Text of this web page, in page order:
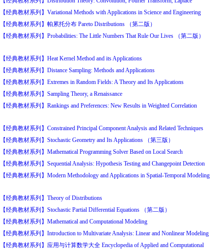
【经典教材系列】Variational Methods with Applications in Science and Engineering
【经典教材系列】帕累托分布 Pareto Distributions （第二版）
【经典教材系列】Probabilities: The Little Numbers That Rule Our Lives （第二版）
【经典教材系列】Heat Kernel Method and its Applications
【经典教材系列】Distance Sampling: Methods and Applications
【经典教材系列】Extremes in Random Fields: A Theory and Its Applications
【经典教材系列】Sampling Theory, a Renaissance
【经典教材系列】Rankings and Preferences: New Results in Weighted Correlation
【经典教材系列】Constrained Principal Component Analysis and Related Techniques
【经典教材系列】Stochastic Geometry and Its Applications （第三版）
【经典教材系列】Mathematical Programming Solver Based on Local Search
【经典教材系列】Sequential Analysis: Hypothesis Testing and Changepoint Detection
【经典教材系列】Modern Methodology and Applications in Spatial-Temporal Modeling
【经典教材系列】Theory of Distributions
【经典教材系列】Stochastic Partial Differential Equations （第二版）
【经典教材系列】Mathematical and Computational Modeling
【经典教材系列】Introduction to Multivariate Analysis: Linear and Nonlinear Modeling
【经典教材系列】应用与计算数学大全 Encyclopedia of Applied and Computational